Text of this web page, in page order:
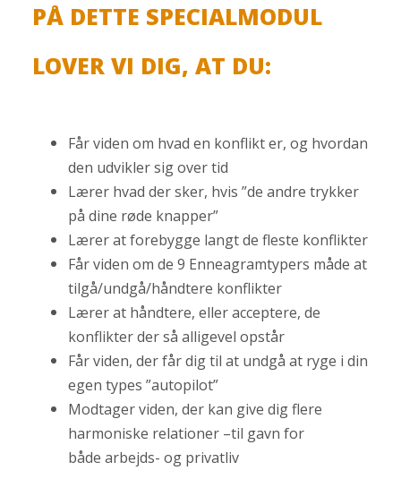
PÅ DETTE SPECIALMODUL
LOVER VI DIG, AT DU:
Får viden om hvad en konflikt er, og hvordan
den udvikler sig over tid
Lærer hvad der sker, hvis ”de andre trykker
på dine røde knapper”
Lærer at forebygge langt de fleste konflikter
Får viden om de 9 Enneagramtypers måde at
tilgå/undgå/håndtere konflikter
Lærer at håndtere, eller acceptere, de
konflikter der så alligevel opstår
Får viden, der får dig til at undgå at ryge i din
egen types ”autopilot”
Modtager viden, der kan give dig flere
harmoniske relationer –til gavn for
både arbejds- og privatliv